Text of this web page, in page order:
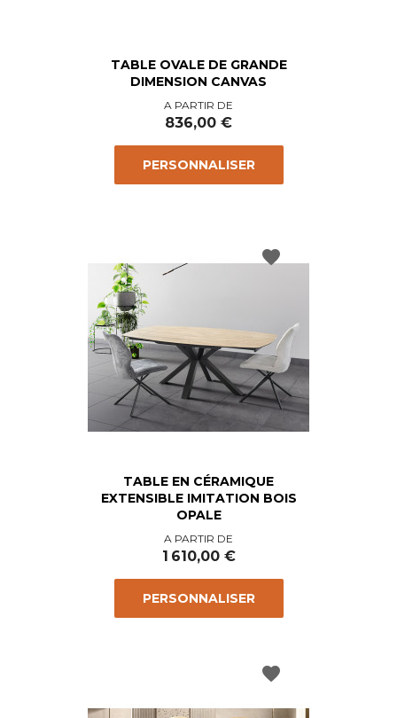
TABLE OVALE DE GRANDE
DIMENSION CANVAS
Prix
A PARTIR DE
836,00 €
PERSONNALISER
TABLE EN CÉRAMIQUE
EXTENSIBLE IMITATION BOIS
OPALE
Prix
A PARTIR DE
1 610,00 €
PERSONNALISER
favorite
favorite